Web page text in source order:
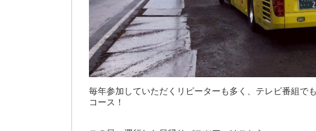
毎年参加していただくリピーターも多く、テレビ番組で
コース！